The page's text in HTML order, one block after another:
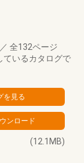
／ 全132ページ
ているカタログで
(12.1MB)